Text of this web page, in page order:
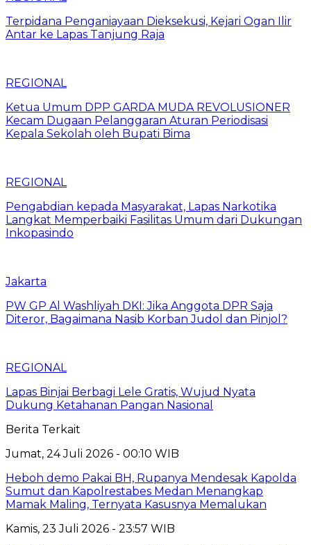
Terpidana Penganiayaan Dieksekusi, Kejari Ogan Ilir
Antar ke Lapas Tanjung Raja
REGIONAL
Ketua Umum DPP GARDA MUDA REVOLUSIONER
Kecam Dugaan Pelanggaran Aturan Periodisasi
Kepala Sekolah oleh Bupati Bima
REGIONAL
Pengabdian kepada Masyarakat, Lapas Narkotika
Langkat Memperbaiki Fasilitas Umum dari Dukungan
Inkopasindo
Jakarta
PW GP Al Washliyah DKI: Jika Anggota DPR Saja
Diteror, Bagaimana Nasib Korban Judol dan Pinjol?
REGIONAL
Lapas Binjai Berbagi Lele Gratis, Wujud Nyata
Dukung Ketahanan Pangan Nasional
Berita Terkait
Jumat, 24 Juli 2026 - 00:10 WIB
Heboh demo Pakai BH, Rupanya Mendesak Kapolda
Sumut dan Kapolrestabes Medan Menangkap
Mamak Maling, Ternyata Kasusnya Memalukan
Kamis, 23 Juli 2026 - 23:57 WIB